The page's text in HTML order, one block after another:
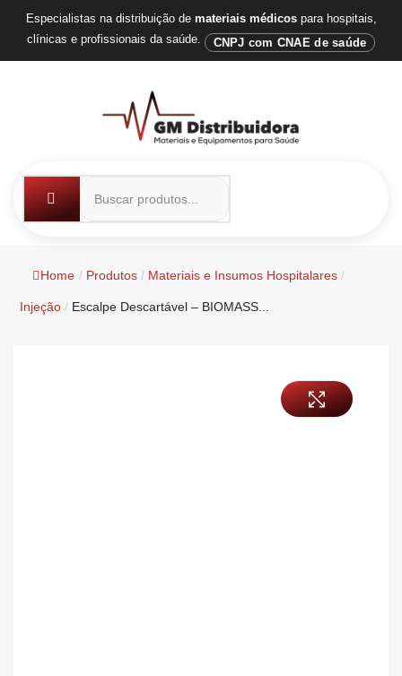
Especialistas na distribuição de materiais médicospara hospitais,
clínicas e profissionais da saúde.
CNPJ com CNAE de saúde
Home / Produtos / Materiais e Insumos Hospitalares /
Injeção / Escalpe Descartável – BIOMASS...